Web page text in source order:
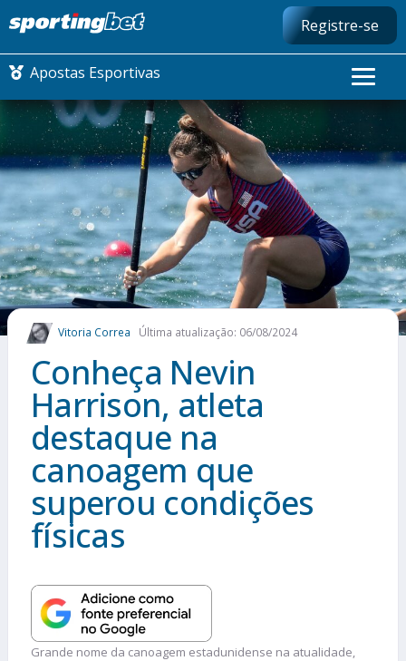
Registre-se
Apostas Esportivas
CONMEBOL LIBERTADORES
FUTEBOL NACIONAL
FUTEBOL INTERNACIONAL
COMO APOSTAR
MAIS ESPORTES
Vitoria Correa Última atualização: 06/08/2024
Conheça Nevin
Harrison, atleta
destaque na
canoagem que
superou condições
físicas
Grande nome da canoagem estadunidense na atualidade,